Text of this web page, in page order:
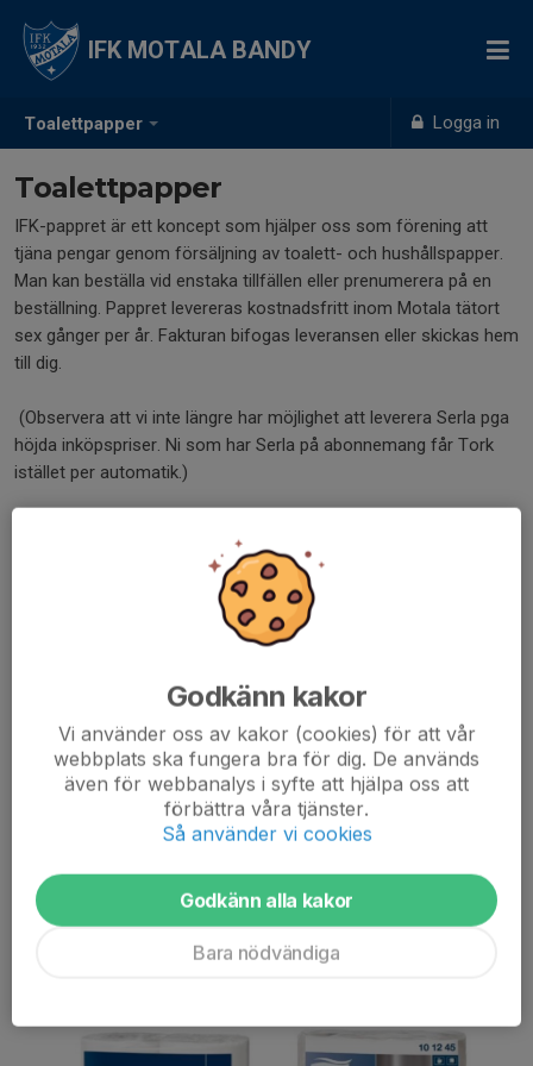
Toalettpapper Logga in
IFK MOTALA BANDY
Toalettpapper
IFK-pappret är ett koncept som hjälper oss som förening att
tjäna pengar genom försäljning av toalett- och hushållspapper.
Man kan beställa vid enstaka tillfällen eller prenumerera på en
beställning. Pappret levereras kostnadsfritt inom Motala tätort
sex gånger per år. Fakturan bifogas leveransen eller skickas hem
till dig.
(Observera att vi inte längre har möjlighet att leverera Serla pga
höjda inköpspriser. Ni som har Serla på abonnemang får Tork
istället per automatik.)
märke av papper. Kom också ihåg att skriva med adress och
telefonnummer i mejlet. Skriv även med eventuell portkod.
Behöver du ändra i befintlig beställning/ditt abonnemang mejla
TOALETTPAPPER – 280 kr
TOALETTPAPPER – 270KR
Godkänn kakor
Vi använder oss av kakor (cookies) för att vår
webbplats ska fungera bra för dig. De används
även för webbanalys i syfte att hjälpa oss att
förbättra våra tjänster.
Så använder vi cookies
Godkänn alla kakor
Bara nödvändiga